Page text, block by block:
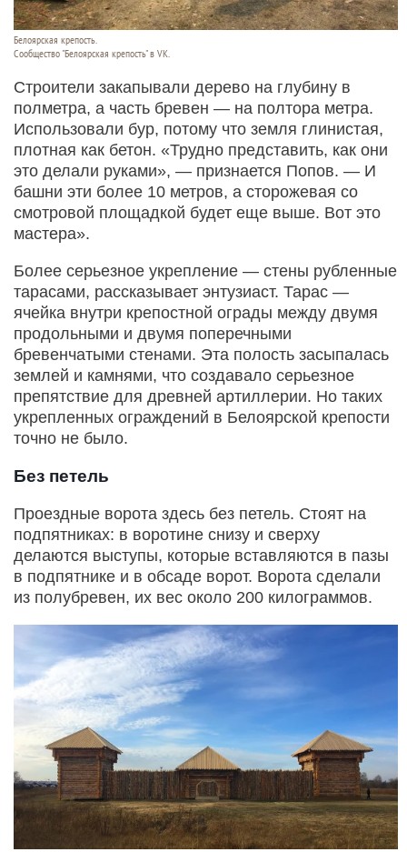
Белоярская крепость.
Сообщество "Белоярская крепость" в VK.
Строители закапывали дерево на глубину в
полметра, а часть бревен — на полтора метра.
Использовали бур, потому что земля глинистая,
плотная как бетон. «Трудно представить, как они
это делали руками», — признается Попов. — И
башни эти более 10 метров, а сторожевая со
смотровой площадкой будет еще выше. Вот это
мастера».
Более серьезное укрепление — стены рубленные
тарасами, рассказывает энтузиаст. Тарас —
ячейка внутри крепостной ограды между двумя
продольными и двумя поперечными
бревенчатыми стенами. Эта полость засыпалась
землей и камнями, что создавало серьезное
препятствие для древней артиллерии. Но таких
укрепленных ограждений в Белоярской крепости
точно не было.
Без петель
Проездные ворота здесь без петель. Стоят на
подпятниках: в воротине снизу и сверху
делаются выступы, которые вставляются в пазы
в подпятнике и в обсаде ворот. Ворота сделали
из полубревен, их вес около 200 килограммов.